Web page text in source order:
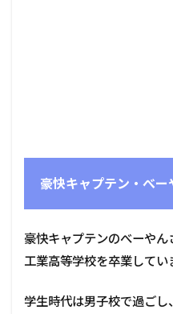
豪快キャプテン・べー
豪快キャプテンのべーや
工業高等学校を卒業してい
学生時代は男子校で過ご